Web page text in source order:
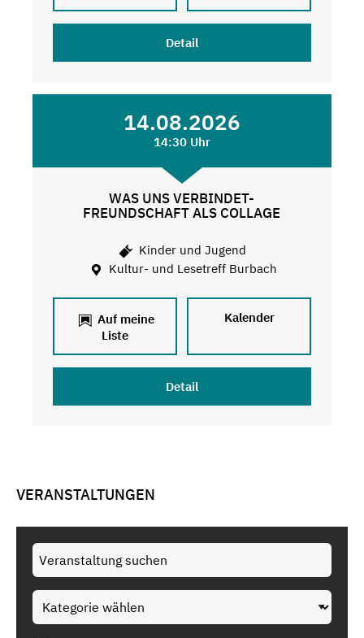
Detail
14.08.2026
14:30 Uhr
WAS UNS VERBINDET-
FREUNDSCHAFT ALS COLLAGE
Kinder und Jugend
Kultur- und Lesetreff Burbach
Auf meine
Liste
Kalender
Detail
VERANSTALTUNGEN